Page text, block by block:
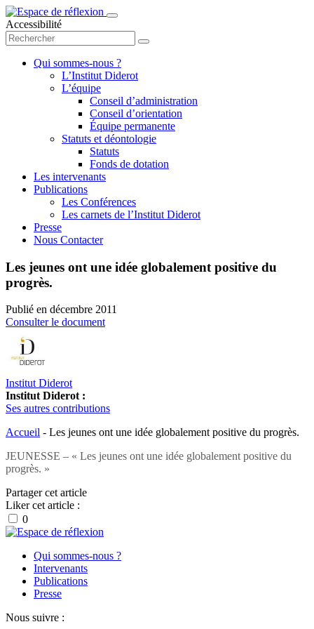
Accessibilité
Qui sommes-nous ?
L’Institut Diderot
L’équipe
Conseil d’administration
Conseil d’orientation
Équipe permanente
Statuts et déontologie
Statuts
Fonds de dotation
Les intervenants
Publications
Les Conférences
Les carnets de l’Institut Diderot
Presse
Nous Contacter
Les jeunes ont une idée globalement positive du
progrès.
Publié en décembre 2011
Consulter le document
Institut Diderot
Institut Diderot :
Ses autres contributions
Accueil - Les jeunes ont une idée globalement positive du progrès.
JEUNESSE – « Les jeunes ont une idée globalement positive du
progrès. »
Partager cet article
Liker cet article :
0
Qui sommes-nous ?
Intervenants
Publications
Presse
Nous suivre :